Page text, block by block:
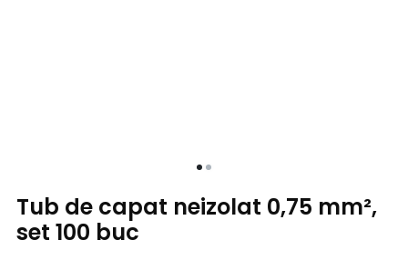
Tub de capat neizolat 0,75 mm²,
set 100 buc